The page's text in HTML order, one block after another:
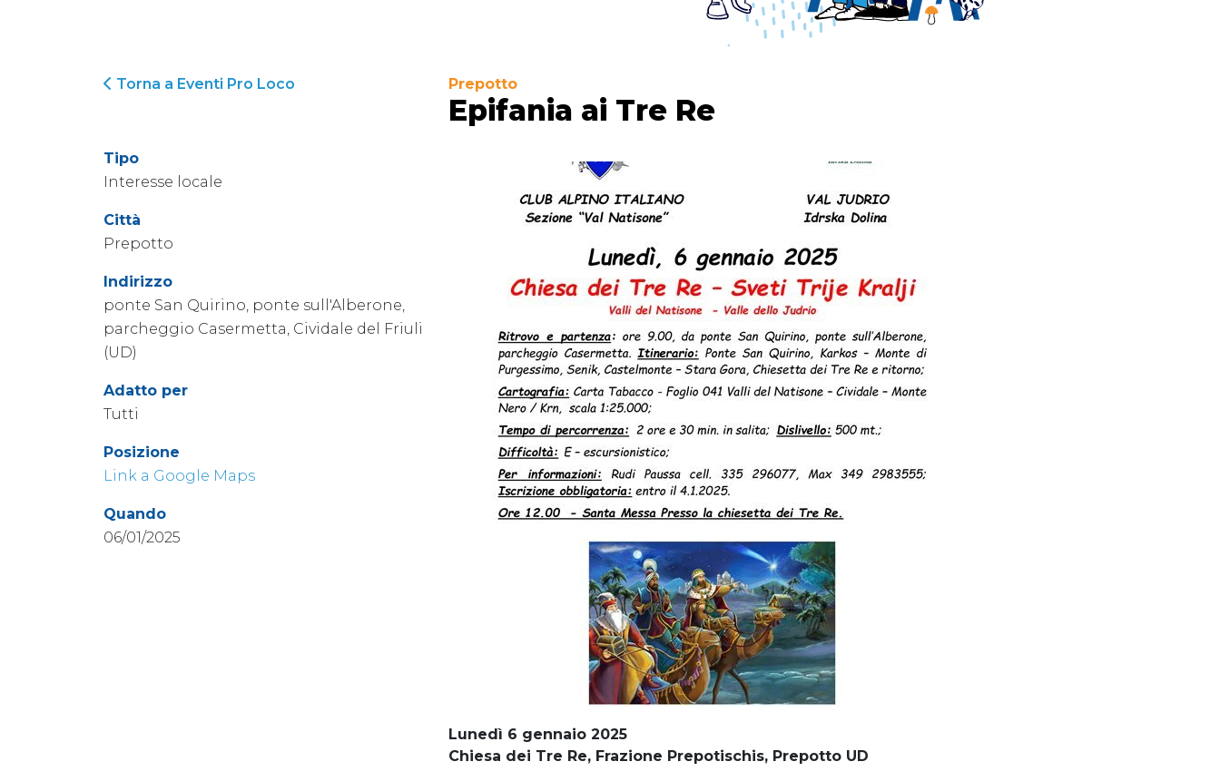
Torna a Eventi Pro Loco
Tipo
Interesse locale
Città
Prepotto
Indirizzo
ponte San Quirino, ponte sull'Alberone,
parcheggio Casermetta, Cividale del Friuli
(UD)
Adatto per
Tutti
Posizione
Link a Google Maps
Quando
06/01/2025
Prepotto
Epifania ai Tre Re
Lunedì 6 gennaio 2025
Chiesa dei Tre Re, Frazione Prepotischis, Prepotto UD